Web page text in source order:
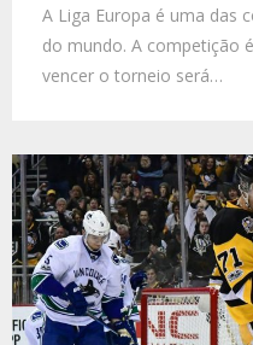
A Liga Europa é uma das
do mundo. A competição
vencer o torneio será…